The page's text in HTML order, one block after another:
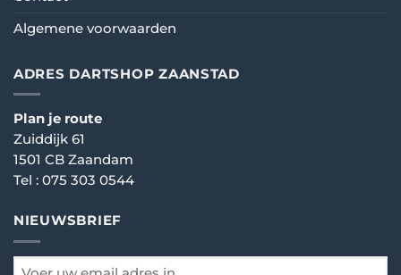
Algemene voorwaarden
ADRES DARTSHOP ZAANSTAD
Plan je route
Zuiddijk 61
1501 CB Zaandam
Tel : 075 303 0544
NIEUWSBRIEF
email